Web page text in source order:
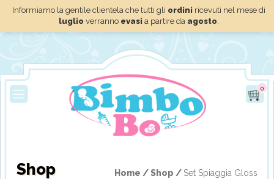
Informiamo la gentile clientela che tutti gli ordini ricevuti nel mese di
luglio verranno evasi a partire da agosto.
0
Home /Shop / Set Spiaggia Gloss
Shop